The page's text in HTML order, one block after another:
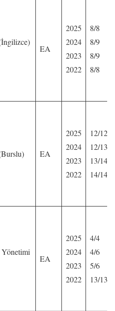
EA
2025
2024
2023
2022
8/8
8/9
8/9
8/8
EA
2025
2024
2023
2022
12/12
12/13
13/14
14/14
Yönetimi
EA
2025
2024
2023
2022
4/4
4/6
5/6
13/13